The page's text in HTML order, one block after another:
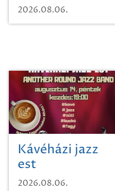
2026.08.06.
Kávéházi jazz
est
2026.08.06.